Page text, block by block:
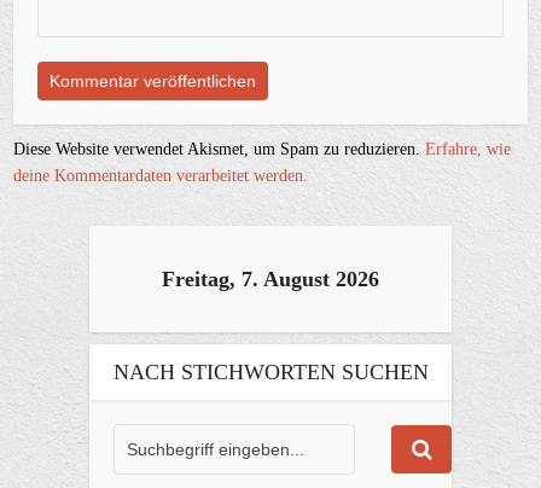
Diese Website verwendet Akismet, um Spam zu reduzieren.Erfahre, wie
deine Kommentardaten verarbeitet werden.
Freitag, 7. August 2026
NACH STICHWORTEN SUCHEN